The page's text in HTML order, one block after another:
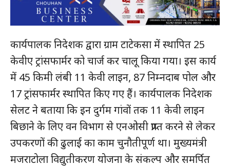
हमसे जुड़े
कार्यपालक निदेशक द्वारा ग्राम टाटेकसा में स्थापित 25
केवीए ट्रांसफार्मर को चार्ज कर चालू किया गया। इस कार्य
में 45 किमी लंबी 11 केवी लाइन, 87 निम्नदाब पोल और
17 ट्रांसफार्मर स्थापित किए गए हैं। कार्यपालक निदेशक
सेलट ने बताया कि इन दुर्गम गांवों तक 11 केवी लाइन
बिछाने के लिए वन विभाग से एनओसी प्राप्त करने से लेकर
उपकरणों की ढुलाई का काम चुनौतीपूर्ण था। मुख्यमंत्री
मजराटोला विद्युतीकरण योजना के संकल्प और समर्पित